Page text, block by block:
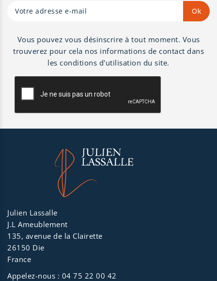
Vous pouvez vous désinscrire à tout moment. Vous
trouverez pour cela nos informations de contact dans
les conditions d'utilisation du site.
Julien Lassalle
J.L Ameublement
135, avenue de la Clairette
26150 Die
France
Appelez-nous : 04 75 22 00 42